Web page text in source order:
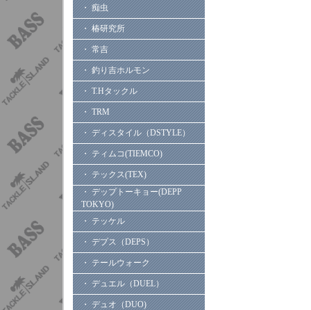
・ 痴虫
・ 椿研究所
・ 常吉
・ 釣り吉ホルモン
・ T.Hタックル
・ TRM
・ ディスタイル（DSTYLE）
・ ティムコ(TIEMCO)
・ テックス(TEX)
・ デップトーキョー(DEPP
TOKYO)
・ テッケル
・ デプス（DEPS）
・ テールウォーク
・ デュエル（DUEL）
・ デュオ（DUO)